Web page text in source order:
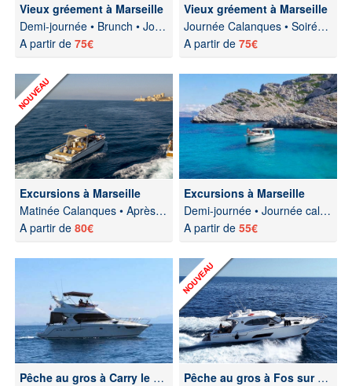
Vieux gréement à Marseille
Demi-journée • Brunch • Journée Calanques • Soirée dîner
A partir de 75€
Vieux gréement à Marseille
Journée Calanques • Soirée dîner
A partir de 75€
Excursions à Marseille
Matinée Calanques • Après-midi Calanques
A partir de 80€
Excursions à Marseille
Demi-journée • Journée calanques • Soirée Frioul
A partir de 55€
Pêche au gros à Carry le Rouet
Pêche au gros à Fos sur Mer